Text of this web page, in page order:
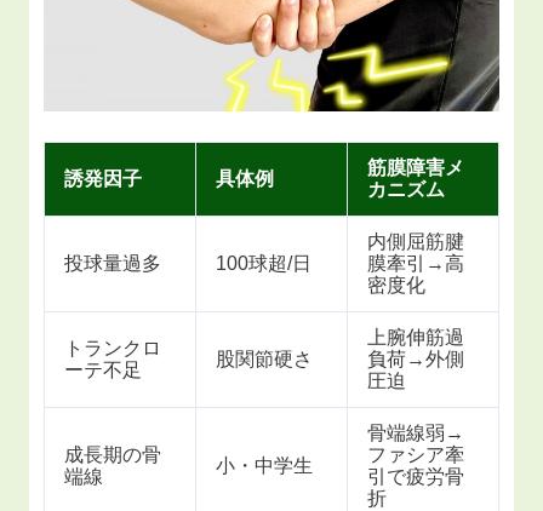
誘発因子 具体例
筋膜障害メ
カニズム
投球量過多 100球超/日
内側屈筋腱
膜牽引→高
密度化
トランクロ
ーテ不足
股関節硬さ
上腕伸筋過
負荷→外側
圧迫
成長期の骨
端線
小・中学生
骨端線弱→
ファシア牽
引で疲労骨
折